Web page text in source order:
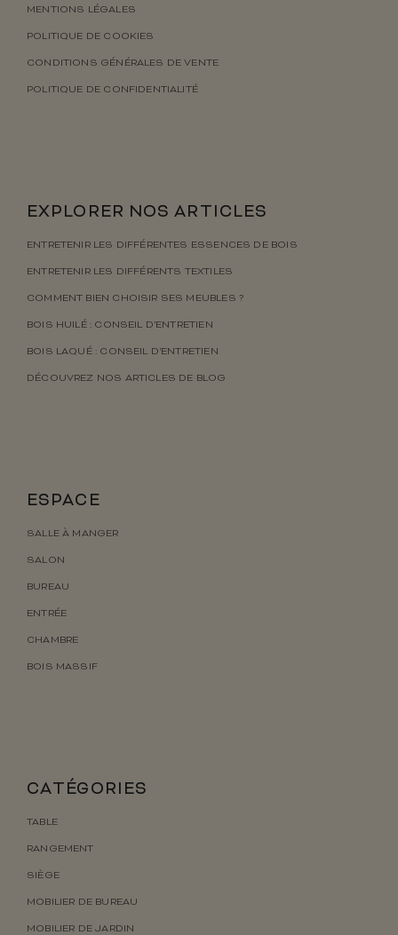
MENTIONS LÉGALES
POLITIQUE DE COOKIES
CONDITIONS GÉNÉRALES DE VENTE
POLITIQUE DE CONFIDENTIALITÉ
EXPLORER NOS ARTICLES
ENTRETENIR LES DIFFÉRENTES ESSENCES DE BOIS
ENTRETENIR LES DIFFÉRENTS TEXTILES
COMMENT BIEN CHOISIR SES MEUBLES ?
BOIS HUILÉ : CONSEIL D’ENTRETIEN
BOIS LAQUÉ : CONSEIL D’ENTRETIEN
DÉCOUVREZ NOS ARTICLES DE BLOG
ESPACE
SALLE À MANGER
SALON
BUREAU
ENTRÉE
CHAMBRE
BOIS MASSIF
CATÉGORIES
TABLE
RANGEMENT
SIÈGE
MOBILIER DE BUREAU
MOBILIER DE JARDIN